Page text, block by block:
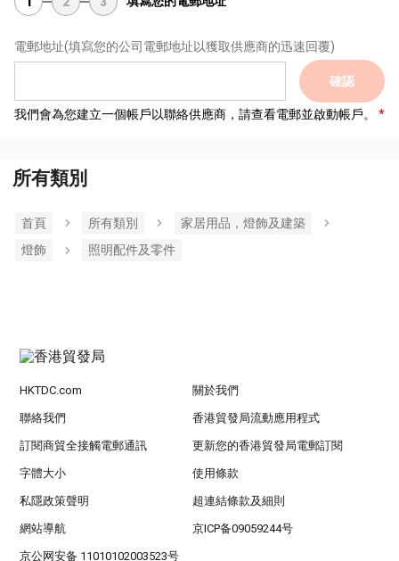
電郵地址(填寫您的公司電郵地址以獲取供應商的迅速回覆)
確認
我們會為您建立一個帳戶以聯絡供應商，請查看電郵並啟動帳戶。
所有類別
首頁 所有類別
家居用品，燈飾及建築
燈飾
照明配件及零件
HKTDC.com 關於我們
聯絡我們 香港貿發局流動應用程式
訂閱商貿全接觸電郵通訊 更新您的香港貿發局電郵訂閱
字體大小 使用條款
私隱政策聲明 超連結條款及細則
網站導航 京ICP备09059244号
京公网安备 11010102003523号